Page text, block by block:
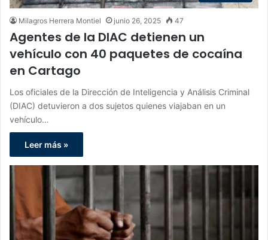
Milagros Herrera Montiel junio 26, 2025 47
Agentes de la DIAC detienen un
vehículo con 40 paquetes de cocaína
en Cartago
Los oficiales de la Dirección de Inteligencia y Análisis Criminal
(DIAC) detuvieron a dos sujetos quienes viajaban en un
vehículo…
Leer más »